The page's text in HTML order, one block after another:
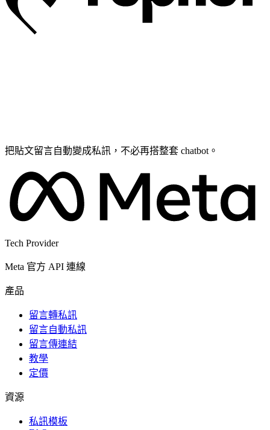
把貼文留言自動變成私訊，不必再搭整套 chatbot。
Tech Provider
Meta 官方 API 連線
產品
留言轉私訊
留言自動私訊
留言傳連結
教學
定價
資源
私訊模板